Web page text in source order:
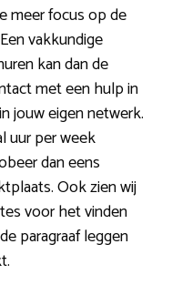
meer focus op de
vakkundige
kan dan de
met een hulp in
jouw eigen netwerk.
uur per week
dan eens
Ook zien wij
voor het vinden
paragraaf leggen